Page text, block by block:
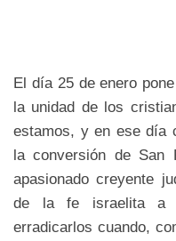
El día 25 de enero
la unidad de los
estamos, y en ese día
la conversión de San
apasionado creyente
de la fe israelita a
erradicarlos cuando,